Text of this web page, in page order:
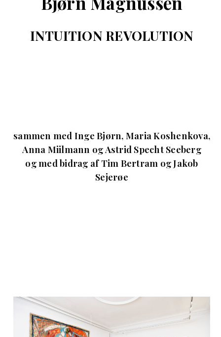
INTUITION REVOLUTION
sammen med Inge Bjørn, Maria Koshenkova,
Anna Miilmann og Astrid Specht Seeberg
og med bidrag af Tim Bertram og Jakob
Sejerøe